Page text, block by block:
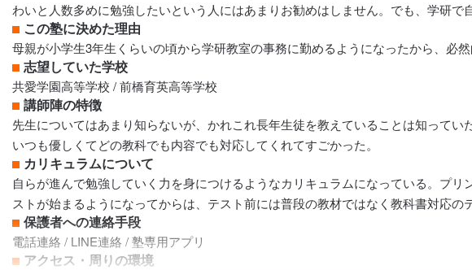
わいと人数多めに勉強したいという人にはあまりお勧めはしません。でも、学研で
この塾に決めた理由
母親が小学生3年生くらいの頃から学研教室の事務に勤めるようになったから、必然
志望していた学校
共愛学園高等学校 / 前橋育英高等学校
講師陣の特徴
先生についてはあまり知らないが、かれこれ長年生徒を教えていることは知って
いつも優しくてどの教科でも内容でも対応してくれてすごかった。
カリキュラムについて
自らが進んで勉強していく力を身につけるようなカリキュラムになっている。プ
ストが始まるようになってからは、テスト前には普段の教材ではなく教科書対応の
保護者への連絡手段
電話連絡 / LINE連絡 / 塾専用アプリ
アクセス・周りの環境